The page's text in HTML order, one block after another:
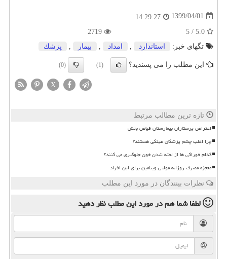
1399/04/01
14:29:27
تگهای خبر:
استاندارد امداد بیمار پزشك
این مطلب را می پسندید؟ (1)
(0)
X
تازه ترین مطالب مرتبط
اعتراض پرستاران بیمارستان فیاض بخش
چرا اغلب چشم پزشکان عینکی هستند؟
کدام خوراکی ها از لخته شدن خون جلوگیری می کنند؟
معجزه مصرف روزانه مولتی ویتامین برای این افراد
نظرات بینندگان در مورد این مطلب
لطفا شما همدر مورد این مطلبنظر دهید